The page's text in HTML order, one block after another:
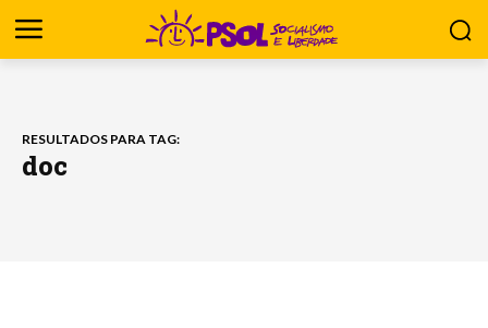
RESULTADOS PARA TAG:
doc